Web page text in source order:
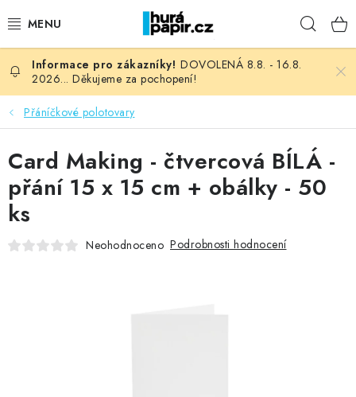
na
NOVINKY
HURÁ DÍLNA
VŠECHNO ZBOŽÍ
KNIHAŘSKÝ MATERIÁL
DOVOLENÁ 8.8. - 16.8.
2026... Děkujeme za pochopení!
Přáníčkové polotovary
Card Making - čtvercová BÍLÁ -
přání 15 x 15 cm + obálky - 50
ks
Neohodnoceno Podrobnosti hodnocení